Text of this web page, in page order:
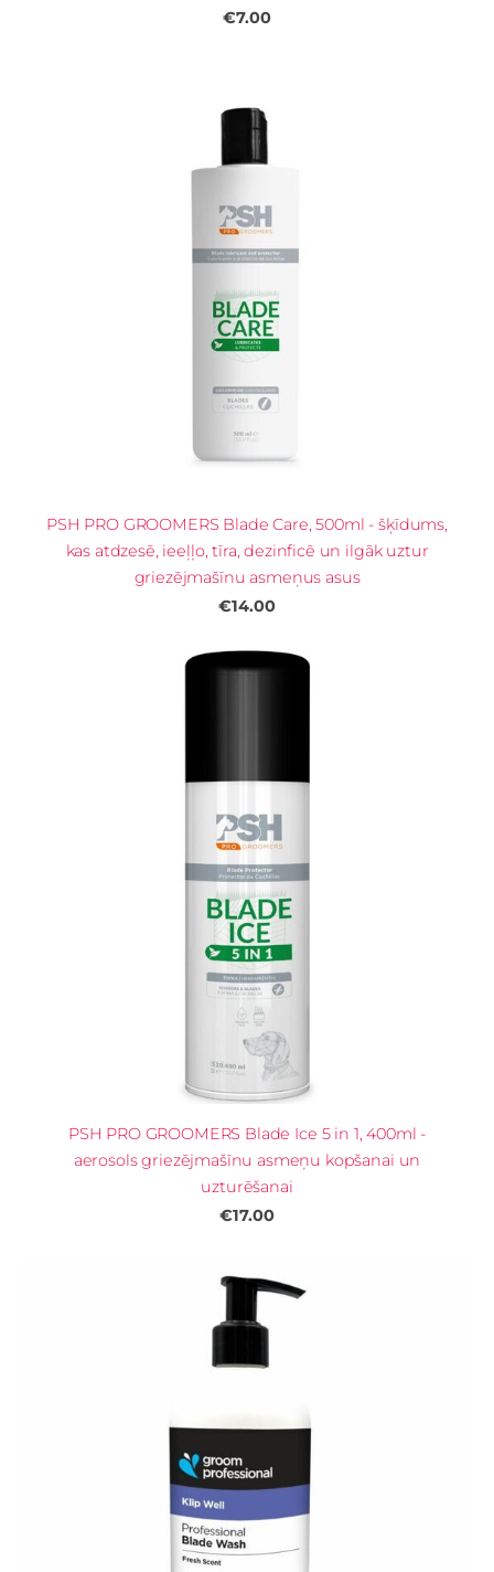
€7.00
PSH PRO GROOMERS Blade Care, 500ml - šķīdums,
kas atdzesē, ieeļļo, tīra, dezinficē un ilgāk uztur
griezējmašīnu asmeņus asus
€14.00
PSH PRO GROOMERS Blade Ice 5 in 1, 400ml -
aerosols griezējmašīnu asmeņu kopšanai un
uzturēšanai
€17.00